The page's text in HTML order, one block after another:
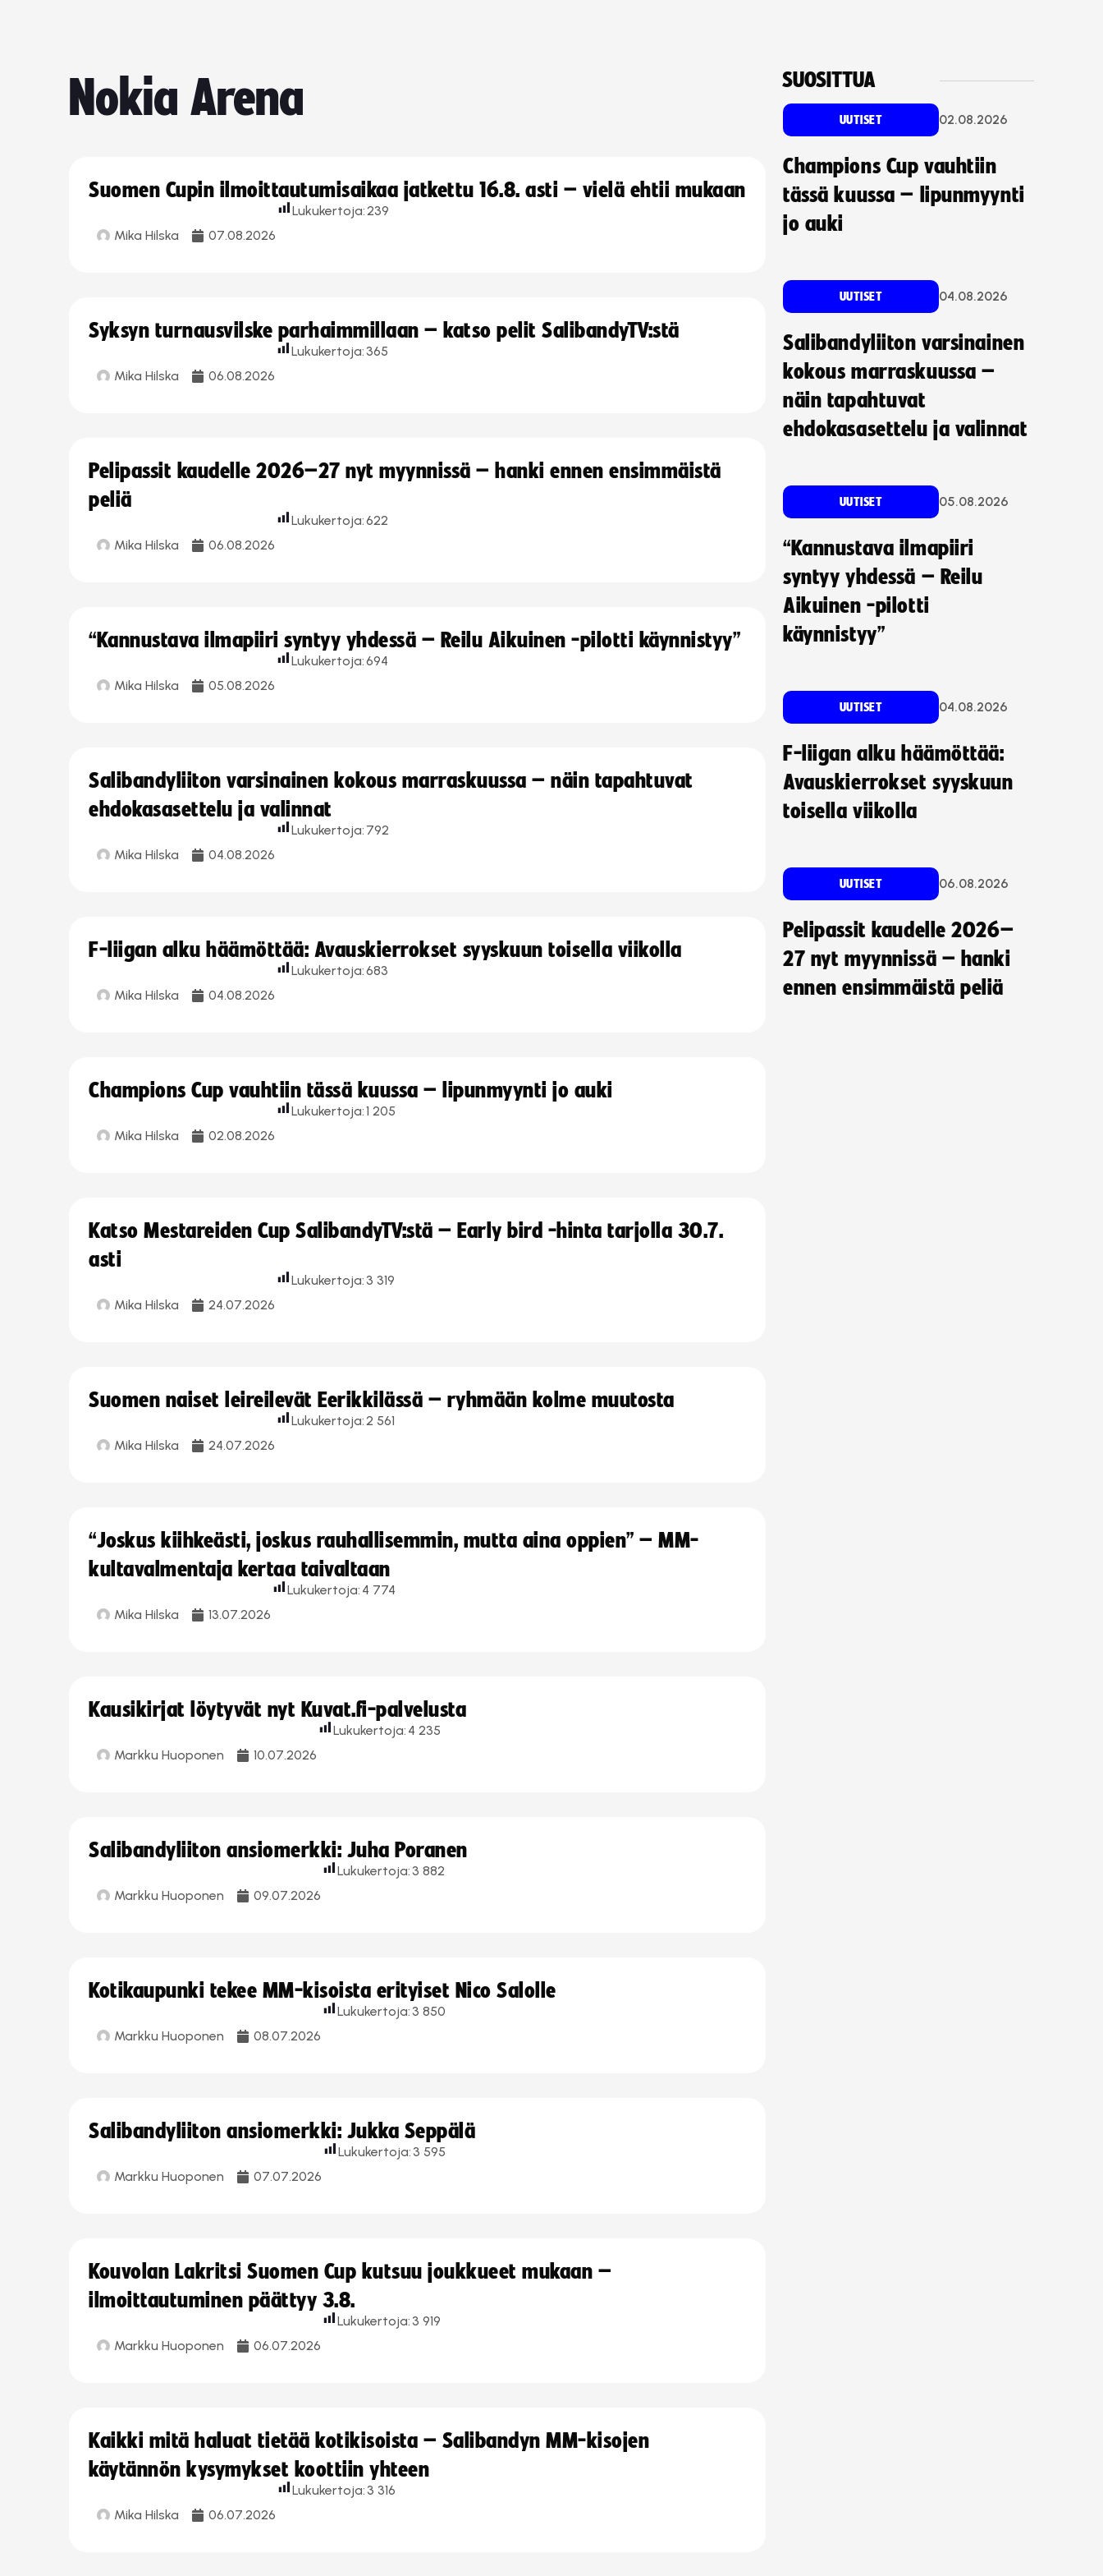
Nokia Arena
Suomen Cupin ilmoittautumisaikaa jatkettu 16.8. asti – vielä ehtii mukaan
Mika Hilska 07.08.2026
Lukukertoja:239
Syksyn turnausvilske parhaimmillaan – katso pelit SalibandyTV:stä
Mika Hilska 06.08.2026
Lukukertoja: 365
Pelipassit kaudelle 2026–27 nyt myynnissä – hanki ennen ensimmäistä
peliä
Mika Hilska 06.08.2026
Lukukertoja:622
“Kannustava ilmapiiri syntyy yhdessä – Reilu Aikuinen -pilotti käynnistyy”
Mika Hilska 05.08.2026
Lukukertoja:694
Salibandyliiton varsinainen kokous marraskuussa – näin tapahtuvat
ehdokasasettelu ja valinnat
Mika Hilska 04.08.2026
Lukukertoja: 792
F-liigan alku häämöttää: Avauskierrokset syyskuun toisella viikolla
Mika Hilska 04.08.2026
Lukukertoja:683
Champions Cup vauhtiin tässä kuussa – lipunmyynti jo auki
Mika Hilska 02.08.2026
Lukukertoja:1 205
Katso Mestareiden Cup SalibandyTV:stä – Early bird -hinta tarjolla 30.7.
asti
Mika Hilska 24.07.2026
Lukukertoja: 3 319
Suomen naiset leireilevät Eerikkilässä – ryhmään kolme muutosta
Mika Hilska 24.07.2026
Lukukertoja:2 561
“Joskus kiihkeästi, joskus rauhallisemmin, mutta aina oppien” – MM-
kultavalmentaja kertaa taivaltaan
Mika Hilska 13.07.2026
Lukukertoja: 4 774
Kausikirjat löytyvät nyt Kuvat.fi-palvelusta
Markku Huoponen 10.07.2026
Lukukertoja: 4 235
Salibandyliiton ansiomerkki: Juha Poranen
Markku Huoponen 09.07.2026
Lukukertoja: 3 882
Kotikaupunki tekee MM-kisoista erityiset Nico Salolle
Markku Huoponen 08.07.2026
Lukukertoja: 3 850
Salibandyliiton ansiomerkki: Jukka Seppälä
Markku Huoponen 07.07.2026
Lukukertoja: 3 595
Kouvolan Lakritsi Suomen Cup kutsuu joukkueet mukaan –
ilmoittautuminen päättyy 3.8.
Markku Huoponen 06.07.2026
Lukukertoja: 3 919
Kaikki mitä haluat tietää kotikisoista – Salibandyn MM-kisojen
käytännön kysymykset koottiin yhteen
Mika Hilska 06.07.2026
Lukukertoja: 3 316
SUOSITTUA
UUTISET 02.08.2026
Champions Cup vauhtiin
tässä kuussa – lipunmyynti
jo auki
UUTISET 04.08.2026
Salibandyliiton varsinainen
kokous marraskuussa –
näin tapahtuvat
ehdokasasettelu ja valinnat
UUTISET 05.08.2026
“Kannustava ilmapiiri
syntyy yhdessä – Reilu
Aikuinen -pilotti
käynnistyy”
UUTISET 04.08.2026
F-liigan alku häämöttää:
Avauskierrokset syyskuun
toisella viikolla
UUTISET 06.08.2026
Pelipassit kaudelle 2026–
27 nyt myynnissä – hanki
ennen ensimmäistä peliä